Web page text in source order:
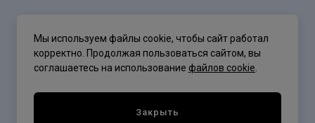
Мы используем файлы cookie, чтобы сайт работал
корректно. Продолжая пользоваться сайтом, вы
соглашаетесь на использование файлов cookie
Закрыть